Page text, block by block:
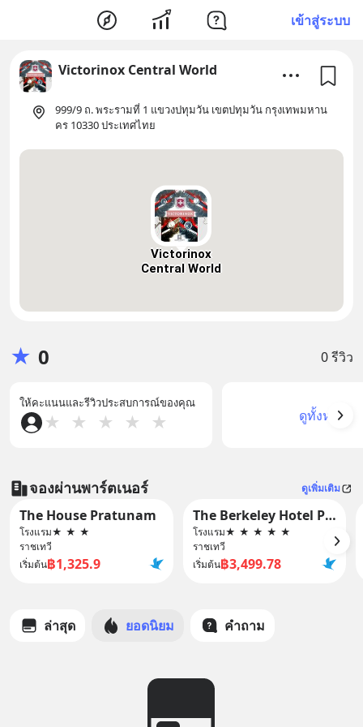
เข้าสู่ระบบ
Victorinox Central World
999/9 ถ. พระรามที่ 1 แขวงปทุมวัน เขตปทุมวัน กรุงเทพมหาน
คร 10330 ประเทศไทย
Victorinox
Central World
★ 0 0 รีวิว
ให้คะแนนและรีวิวประสบการณ์ของคุณ
★ ★ ★ ★ ★ ดูทั้งหมด
จองผ่านพาร์ตเนอร์ ดูเพิ่มเติม
The House Pratunam
โรงแรม★ ★ ★
ราชเทวี
เริ่มต้น฿1,325.9
The Berkeley Hotel Pratunam
โรงแรม★ ★ ★ ★ ★
ราชเทวี
เริ่มต้น฿3,499.78
ล่าสุด ยอดนิยม คำถาม